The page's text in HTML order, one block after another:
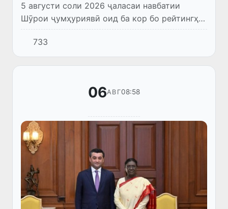
5 августи соли 2026 ҷаласаи навбатии
Шӯрои ҷумҳуриявӣ оид ба кор бо рейтингҳо
ва индексҳои байналмилалӣ баргузор
гардид. Ба кори ҷамъомад Раиси Сенати
Олий Маҷлис Танзила Норбоева,...
733
06АВГ08:58